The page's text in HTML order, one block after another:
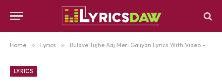
Home » Lyrics » Bulave Tujhe Aaj Meri Galiyan Lyrics With Video – Stebin Ben & Neha Kakkar | 2023 Song
LYRICS